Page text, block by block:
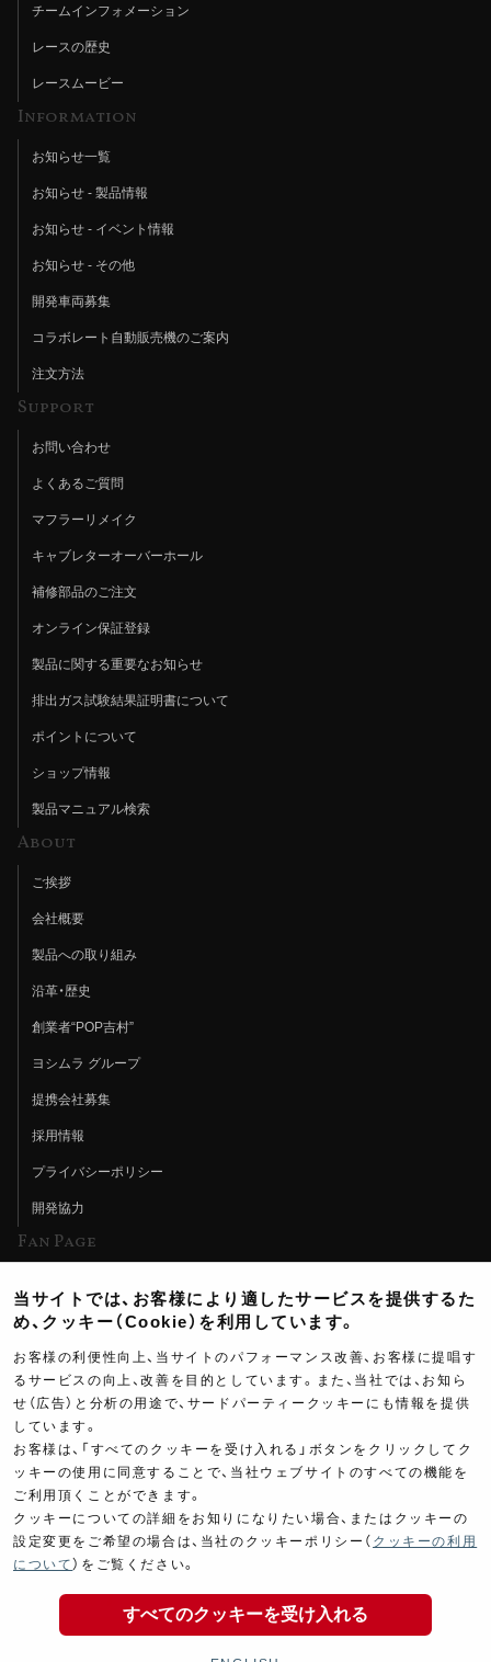
25,500(税込￥28,050)
チームインフォメーション
レースの歴史
レースムービー
Information
お知らせ一覧
お知らせ - 製品情報
お知らせ - イベント情報
お知らせ - その他
開発車両募集
コラボレート自動販売機のご案内
注文方法
Support
お問い合わせ
よくあるご質問
マフラーリメイク
キャブレターオーバーホール
補修部品のご注文
オンライン保証登録
製品に関する重要なお知らせ
排出ガス試験結果証明書について
ポイントについて
ショップ情報
製品マニュアル検索
About
ご挨拶
会社概要
製品への取り組み
沿革・歴史
創業者“POP吉村”
ヨシムラ グループ
提携会社募集
採用情報
プライバシーポリシー
開発協力
Fan Page
ヨシムラTV
イベント情報
イベントスケジュール
ツーリングブレイクタイム
製品ポスター
Copyright ©YOSHIMURA JAPAN Co,Ltd. All Rights
当サイトでは、お客様により適したサービスを提供するた
め、クッキー（Cookie）を利用しています。
お客様の利便性向上、当サイトのパフォーマンス改善、お客様に提唱す
るサービスの向上、改善を目的としています。また、当社では、お知ら
せ（広告）と分析の用途で、サードパーティークッキーにも情報を提供
しています。
お客様は、「すべてのクッキーを受け入れる」ボタンをクリックしてク
ッキーの使用に同意することで、当社ウェブサイトのすべての機能を
ご利用頂くことができます。
クッキーについての詳細をお知りになりたい場合、またはクッキーの
設定変更をご希望の場合は、当社のクッキーポリシー（ クッキーの利用
について ）をご覧ください。
すべてのクッキーを受け入れる